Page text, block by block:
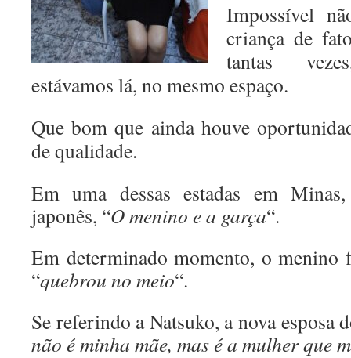
Impossível
criança de
tantas
estávamos lá, no mesmo espaço.
Que bom que ainda houve
de qualidade.
Em uma dessas estadas em
japonês, “O menino e a garça“.
Em determinado momento, o menino
“quebrou no meio“.
Se referindo a Natsuko, a nova esposa
não é minha mãe, mas é a mulher que